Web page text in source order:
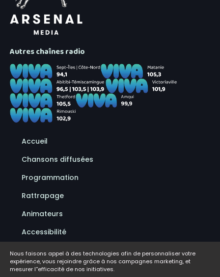
Autres chaînes radio
Accueil
Chansons diffusées
Programmation
Rattrapage
Animateurs
Accessibilité
Politique de confidentialité
Conditions d'utilisation
Nous faisons appel à des technologies afin de personnaliser votre
expérience, vous rejoindre grâce à nos campagnes marketing, et
mesurer l''efficacité de nos initiatives.